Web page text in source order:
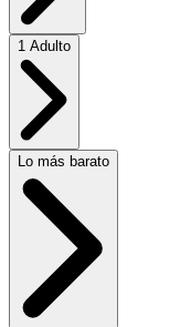
1 Adulto
Lo más barato